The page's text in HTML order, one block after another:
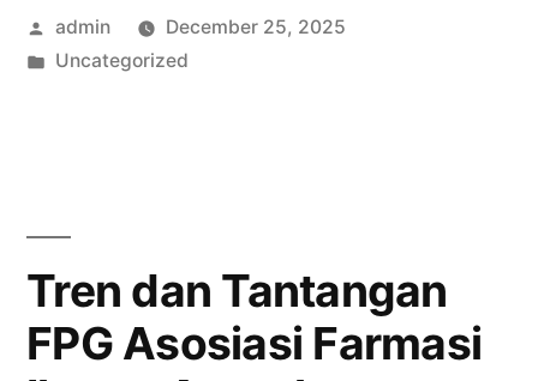
Misi
bagi
Organisasi
Anda?”
Posted
by
admin
December 25, 2025
Posted
Uncategorized
Tren dan Tantangan
FPG Asosiasi Farmasi